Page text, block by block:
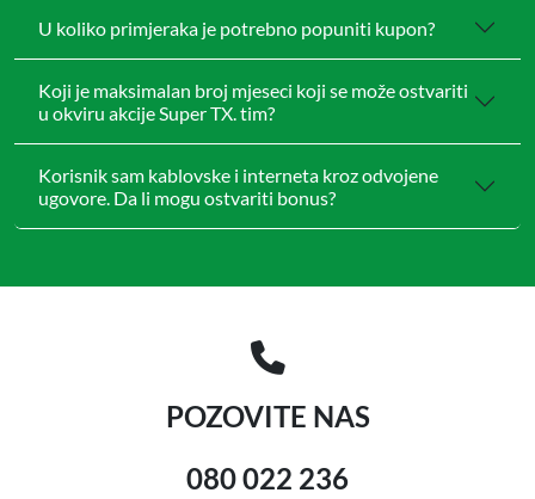
U koliko primjeraka je potrebno popuniti kupon?
Koji je maksimalan broj mjeseci koji se može ostvariti
u okviru akcije Super TX. tim?
Korisnik sam kablovske i interneta kroz odvojene
ugovore. Da li mogu ostvariti bonus?
POZOVITE NAS
080 022 236